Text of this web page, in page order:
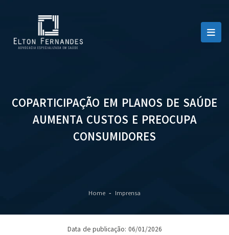
COPARTICIPAÇÃO EM PLANOS DE SAÚDE
AUMENTA CUSTOS E PREOCUPA
CONSUMIDORES
Home Imprensa
Data de publicação: 06/01/2026